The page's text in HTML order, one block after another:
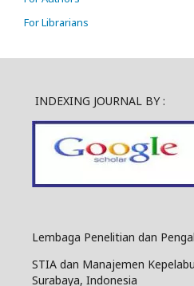
For Librarians
INDEXING JOURNAL BY :
Lembaga Penelitian dan
STIA dan Manajemen
Surabaya, Indonesia